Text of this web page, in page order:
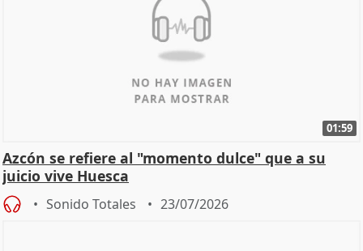
01:59
Azcón se refiere al "momento dulce" que a su
juicio vive Huesca
Sonido Totales 23/07/2026